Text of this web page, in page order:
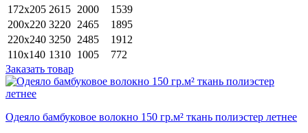
172х205 2615 2000
1539
200х220 3220 2465
1895
220х240 3250 2485
1912
110х140 1310 1005
772
Заказать товар
Одеяло бамбуковое волокно 150 гр.м² ткань полиэстер летнее